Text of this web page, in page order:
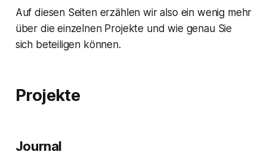
Auf diesen Seiten erzählen wir also ein wenig mehr
über die einzelnen Projekte und wie genau Sie
sich beteiligen können.
Projekte
Journal